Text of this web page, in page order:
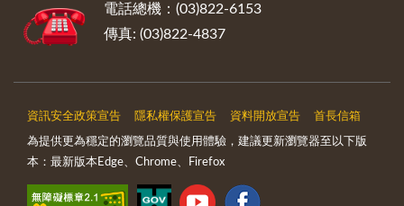
電話總機：(03)822-6153
傳真: (03)822-4837
資訊安全政策宣告 隱私權保護宣告 資料開放宣告 首長信箱
為提供更為穩定的瀏覽品質與使用體驗，建議更新瀏覽器至以下版
本：最新版本Edge、Chrome、Firefox